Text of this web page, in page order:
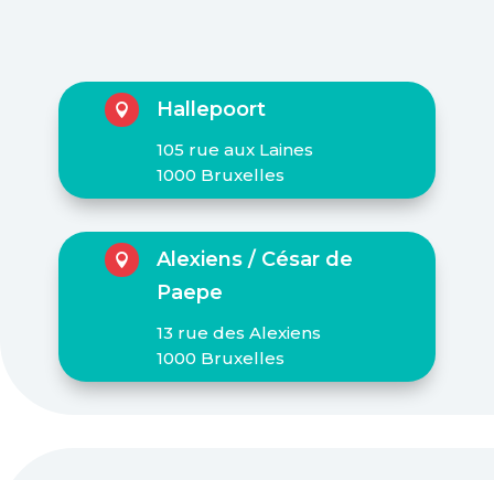
 Hallepoort
105 rue aux Laines
1000 Bruxelles

Alexiens / César de
Paepe
13 rue des Alexiens
1000 Bruxelles